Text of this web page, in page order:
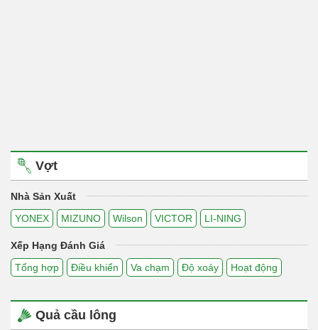
Vợt
Nhà Sản Xuất
YONEX
MIZUNO Wilson VICTOR LI-NING
Xếp Hạng Đánh Giá
Tổng hợp
Điều khiển Va chạm Độ xoáy Hoạt động
Quả cầu lông